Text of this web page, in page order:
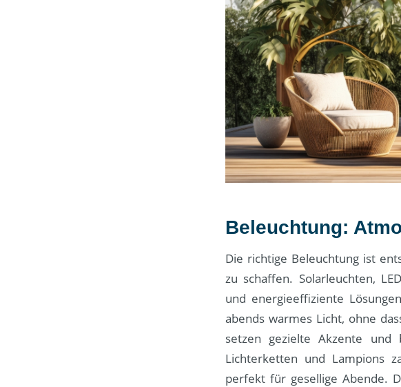
Beleuchtung:
Die richtige Beleuchtung ist
zu schaffen. Solarleuchten,
und energieeffiziente
abends warmes Licht, ohne
setzen gezielte Akzente und
Lichterketten und Lampions
perfekt für gesellige Abende.